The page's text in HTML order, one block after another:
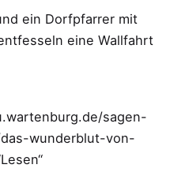
ein Dorfpfarrer mit
eine Wallfahrt
sagen-
wunderblut-von-